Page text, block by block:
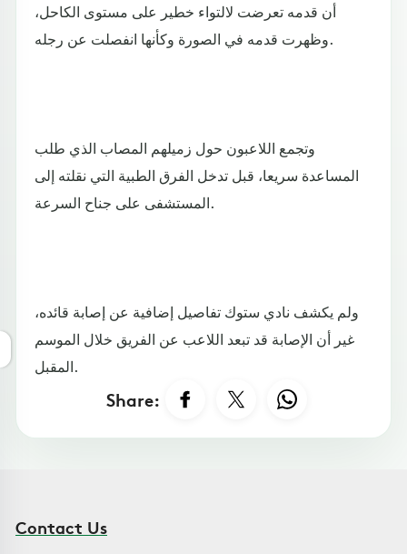
أن قدمه تعرضت لالتواء خطير على مستوى الكاحل،
وظهرت قدمه في الصورة وكأنها انفصلت عن رجله.
وتجمع اللاعبون حول زميلهم المصاب الذي طلب
المساعدة سريعا، قبل تدخل الفرق الطبية التي نقلته إلى
المستشفى على جناح السرعة.
ولم يكشف نادي ستوك تفاصيل إضافية عن إصابة قائده،
غير أن الإصابة قد تبعد اللاعب عن الفريق خلال الموسم
المقبل.
Share:
Contact Us